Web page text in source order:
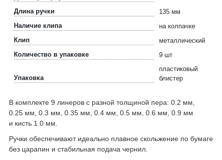
Длина ручки
135 мм
Наличие клипа
на колпачке
Клип
металлический
Количество в упаковке
9 шт
Упаковка
пластиковый
блистер
В комплекте 9 линеров с разной толщиной пера: 0.2 мм,
0.25 мм, 0.3 мм, 0.35 мм, 0.4 мм, 0.5 мм, 0.6 мм, 0.9 мм
и кисть 1.0 мм.
Ручки обеспечивают идеально плавное скольжение по бумаге
без царапин и стабильная подача чернил.